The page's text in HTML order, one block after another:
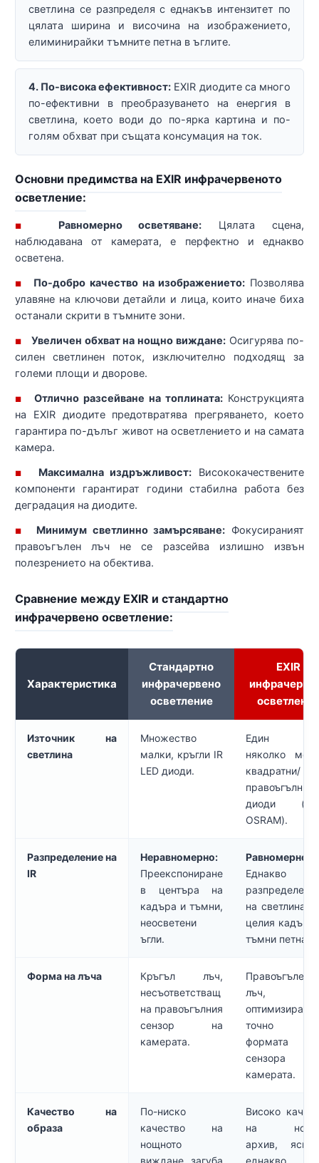
светлина се разпределя с еднакъв интензитет по
цялата ширина и височина на изображението,
елиминирайки тъмните петна в ъглите.
4. По-висока ефективност: EXIR диодите са много
по-ефективни в преобразуването на енергия в
светлина, което води до по-ярка картина и по-
голям обхват при същата консумация на ток.
Основни предимства на EXIR инфрачервеното
осветление:
■ Равномерно осветяване: Цялата сцена,
наблюдавана от камерата, е перфектно и еднакво
осветена.
■ По-добро качество на изображението: Позволява
улавяне на ключови детайли и лица, които иначе биха
останали скрити в тъмните зони.
■ Увеличен обхват на нощно виждане: Осигурява по-
силен светлинен поток, изключително подходящ за
големи площи и дворове.
■ Отлично разсейване на топлината:Конструкцията
на EXIR диодите предотвратява прегряването, което
гарантира по-дълъг живот на осветлението и на самата
камера.
■ Максимална издръжливост: Висококачествените
компоненти гарантират години стабилна работа без
деградация на диодите.
■ Минимум светлинно замърсяване: Фокусираният
правоъгълен лъч не се разсейва излишно извън
полезрението на обектива.
Сравнение между EXIR и стандартно
инфрачервено осветление:
Характеристика
Стандартно
инфрачервено
осветление
EXIR
Източник на
светлина
Множество
малки, кръгли IR
LED диоди.
Един
няколко
квадратни/
правоъгълни
диоди
OSRAM).
Разпределение на
IR
Неравномерно:
Преекспониране
в центъра на
кадъра и тъмни,
неосветени
ъгли.
Равномерно:
Еднакво
на
целия кадър,
тъмни петна.
Форма на лъча
Кръгъл лъч,
несъответстващ
на правоъгълния
сензор на
камерата.
Правоъгълен
лъч,
оптимизиран
точно
формата
сензора
камерата.
Качество на
образа
По-ниско
качество на
нощното
виждане, загуба
Високо
на
архив,
еднакво